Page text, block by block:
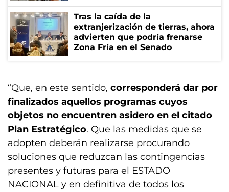
Tras la caída de la
extranjerización de tierras, ahora
advierten que podría frenarse
Zona Fría en el Senado
“Que, en este sentido, corresponderá dar por
finalizados aquellos programas cuyos
objetos no encuentren asidero en el citado
Plan Estratégico. Que las medidas que se
adopten deberán realizarse procurando
soluciones que reduzcan las contingencias
presentes y futuras para el ESTADO
NACIONAL y en definitiva de todos los